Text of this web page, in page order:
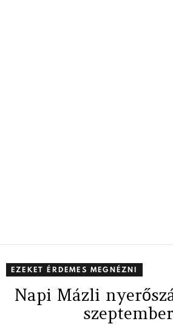
EZEKET ÉRDEMES MEGNÉZNI
Napi Mázli